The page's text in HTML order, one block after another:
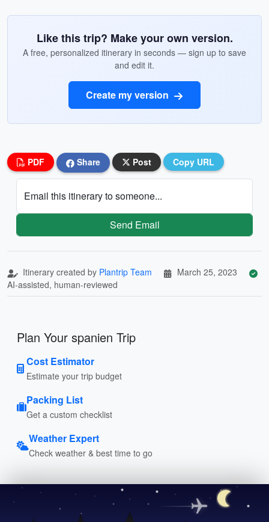
Like this trip? Make your own version.
A free, personalized itinerary in seconds — sign up to save
and edit it.
Create my version
PDF Share Post Copy URL
Email this itinerary to someone...
Send Email
Itinerary created by Plantrip Team
March 25, 2023
AI-assisted, human-reviewed
Plan Your spanien Trip
Cost Estimator
Estimate your trip budget
Packing List
Get a custom checklist
Weather Expert
Check weather & best time to go